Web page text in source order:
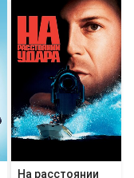
На расстоянии